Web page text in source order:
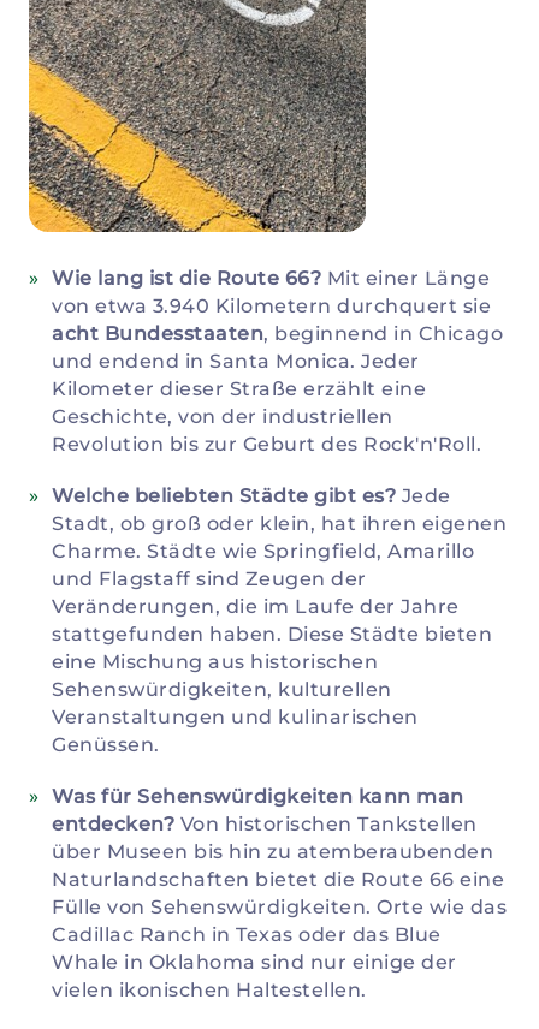
Wie lang ist die Route 66? Mit einer Länge
von etwa 3.940 Kilometern durchquert sie
acht Bundesstaaten, beginnend in Chicago
und endend in Santa Monica. Jeder
Kilometer dieser Straße erzählt eine
Geschichte, von der industriellen
Revolution bis zur Geburt des Rock'n'Roll.
Welche beliebten Städte gibt es? Jede
Stadt, ob groß oder klein, hat ihren eigenen
Charme. Städte wie Springfield, Amarillo
und Flagstaff sind Zeugen der
Veränderungen, die im Laufe der Jahre
stattgefunden haben. Diese Städte bieten
eine Mischung aus historischen
Sehenswürdigkeiten, kulturellen
Veranstaltungen und kulinarischen
Genüssen.
Was für Sehenswürdigkeiten kann man
entdecken? Von historischen Tankstellen
über Museen bis hin zu atemberaubenden
Naturlandschaften bietet die Route 66 eine
Fülle von Sehenswürdigkeiten. Orte wie das
Cadillac Ranch in Texas oder das Blue
Whale in Oklahoma sind nur einige der
vielen ikonischen Haltestellen.